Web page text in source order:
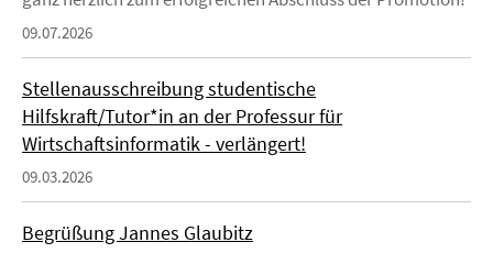
09.07.2026
Stellenausschreibung studentische
Hilfskraft/Tutor*in an der Professur für
Wirtschaftsinformatik - verlängert!
09.03.2026
Begrüßung Jannes Glaubitz